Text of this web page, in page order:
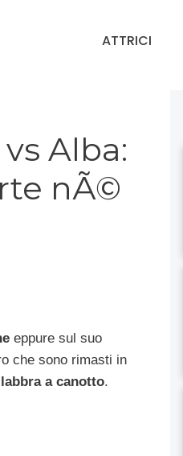
ATTRICI
Alba:
nÃ©
eppure sul suo
che sono rimasti in
a canotto.